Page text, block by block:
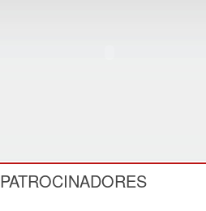
PATROCINADORES